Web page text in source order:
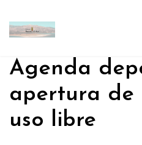
Agenda
apertura de
uso libre